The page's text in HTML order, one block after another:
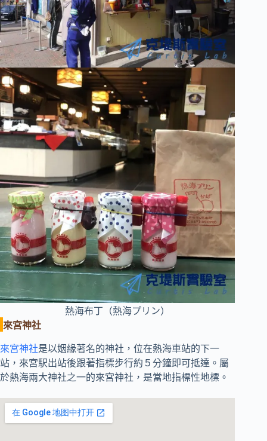
熱海布丁（熱海プリン）
來宮神社
來宮神社是以姻緣著名的神社，位在熱海車站的下一
站，來宮駅出站後跟著指標步行約５分鐘即可抵達。屬
於熱海兩大神社之一的來宮神社，是當地指標性地標。